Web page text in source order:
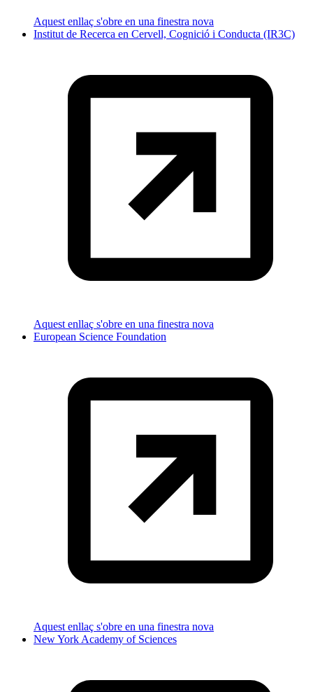
Aquest enllaç s'obre en una finestra nova
Institut de Recerca en Cervell, Cognició i Conducta (IR3C)
Aquest enllaç s'obre en una finestra nova
European Science Foundation
Aquest enllaç s'obre en una finestra nova
New York Academy of Sciences